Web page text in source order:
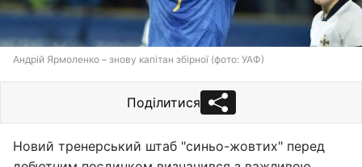
Андрій Ярмоленко – знову капітан збірної (фото: УАФ)
Поділитися
Новий тренерський штаб "синьо-жовтих" перед